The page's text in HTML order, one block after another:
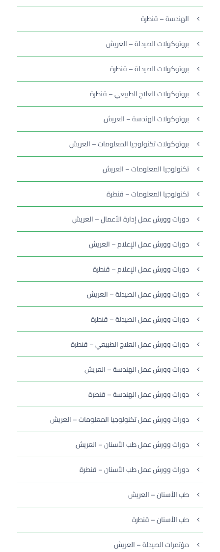
الهندسة – قنطرة
بروتوكولات الصيدلة – العريش
بروتوكولات الصيدلة – قنطرة
بروتوكولات العلاج الطبيعي – قنطرة
بروتوكولات الهندسة – العريش
بروتوكولات تكنولوجيا المعلومات – العريش
تكنولوجيا المعلومات – العريش
تكنولوجيا المعلومات – قنطرة
دورات وورش عمل إدارة الأعمال – العريش
دورات وورش عمل الإعلام – العريش
دورات وورش عمل الإعلام – قنطرة
دورات وورش عمل الصيدلة – العريش
دورات وورش عمل الصيدلة – قنطرة
دورات وورش عمل العلاج الطبيعي – قنطرة
دورات وورش عمل الهندسة – العريش
دورات وورش عمل الهندسة – قنطرة
دورات وورش عمل تكنولوجيا المعلومات – العريش
دورات وورش عمل طب الأسنان – العريش
دورات وورش عمل طب الأسنان – قنطرة
طب الأسنان – العريش
طب الأسنان – قنطرة
مؤتمرات الصيدلة – العريش